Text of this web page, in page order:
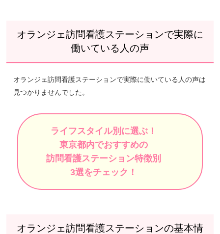
オランジェ訪問看護ステーションで実際に
働いている人の声
オランジェ訪問看護ステーションで実際に働いている人の声は
見つかりませんでした。
ライフスタイル別に選ぶ！
東京都内でおすすめの
訪問看護ステーション特徴別
3選をチェック！
オランジェ訪問看護ステーションの基本情